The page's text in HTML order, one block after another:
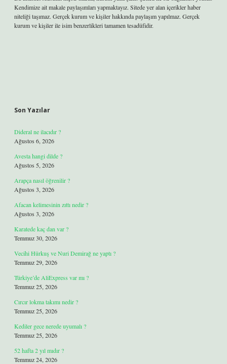
Kendimize ait makale paylaşımları yapmaktayız. Sitede yer alan içerikler haber
niteliği taşımaz. Gerçek kurum ve kişiler hakkında paylaşım yapılmaz. Gerçek
kurum ve kişiler ile isim benzerlikleri tamamen tesadüfidir.
Son Yazılar
Dideral ne ilacıdır ?
Ağustos 6, 2026
Avesta hangi dilde ?
Ağustos 5, 2026
Arapça nasıl öğrenilir ?
Ağustos 3, 2026
Afacan kelimesinin zıttı nedir ?
Ağustos 3, 2026
Karatede kaç dan var ?
Temmuz 30, 2026
Vecihi Hürkuş ve Nuri Demirağ ne yaptı ?
Temmuz 29, 2026
Türkiye’de AliExpress var mı ?
Temmuz 25, 2026
Cırcır lokma takımı nedir ?
Temmuz 25, 2026
Kediler gece nerede uyumalı ?
Temmuz 25, 2026
52 hafta 2 yıl mıdır ?
Temmuz 24, 2026